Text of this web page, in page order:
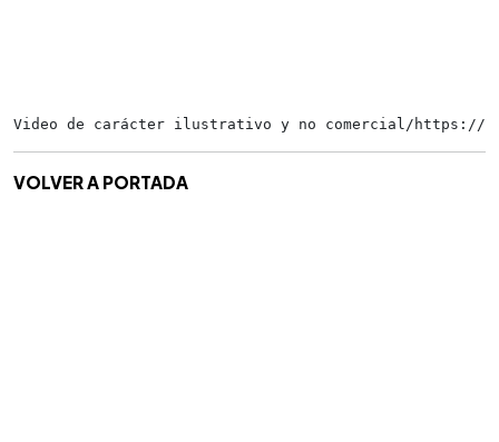
Video de carácter ilustrativo y no comercial/https://
VOLVER A PORTADA